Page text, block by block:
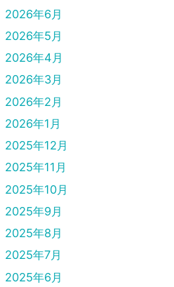
2026年6月
2026年5月
2026年4月
2026年3月
2026年2月
2026年1月
2025年12月
2025年11月
2025年10月
2025年9月
2025年8月
2025年7月
2025年6月